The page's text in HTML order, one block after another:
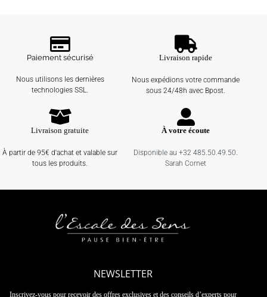
Paiement sécurisé
Nous utilisons les dernières
technologies SSL.
Livraison rapide
Nous expédions votre commande
sous 24/48h avec Bpost.
Livraison gratuite
À partir de 95€ d'achat et valable sur
tous les produits.
À votre écoute
Disponible au +32 485.50.49.50.
Sarah Cornet
NEWSLETTER
Inscrivez-vous pour recevoir des offres exclusives et des conseils d’experts pour